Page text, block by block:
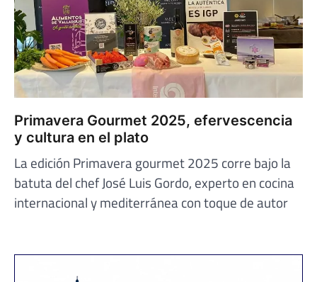
Primavera Gourmet 2025, efervescencia
y cultura en el plato
La edición Primavera gourmet 2025 corre bajo la
batuta del chef José Luis Gordo, experto en cocina
internacional y mediterránea con toque de autor